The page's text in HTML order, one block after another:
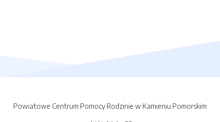
Powiatowe Centrum Pomocy Rodzinie w Kamieniu Pomorskim